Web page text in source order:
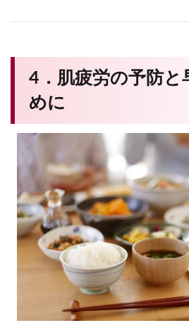
4．肌疲労の予防と
めに